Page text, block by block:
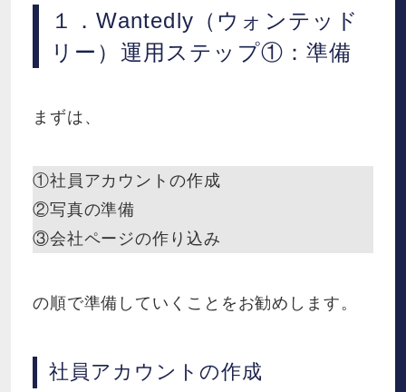
１．Wantedly（ウォンテッド
リー）運用ステップ①：準備
まずは、
①社員アカウントの作成
②写真の準備
③会社ページの作り込み
の順で準備していくことをお勧めします。
社員アカウントの作成